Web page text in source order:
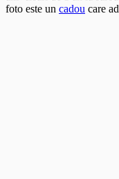
foto este un cadou care